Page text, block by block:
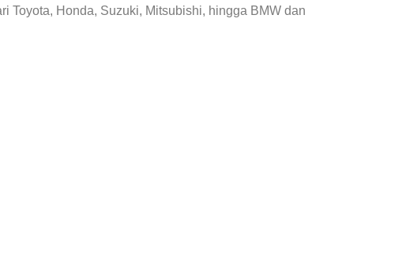
Toyota, Honda, Suzuki, Mitsubishi, hingga BMW dan